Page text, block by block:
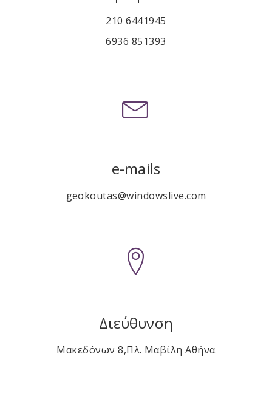
210 6441945
6936 851393
e-mails
geokoutas@windowslive.com
Διεύθυνση
Μακεδόνων 8,Πλ. Μαβίλη Αθήνα